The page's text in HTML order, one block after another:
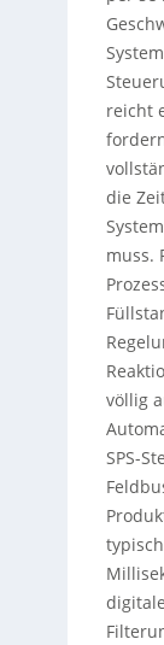
reicht
die
muss.
völlig
SPS-